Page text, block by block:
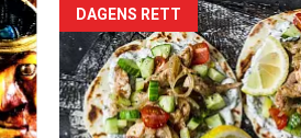
Forsiden
akkurat
nå
DAGENS RETT